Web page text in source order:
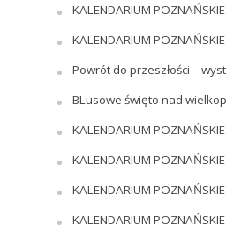
KALENDARIUM
KALENDARIUM
Powrót do przeszłości –
BLusowe święto nad
KALENDARIUM
KALENDARIUM
KALENDARIUM
KALENDARIUM